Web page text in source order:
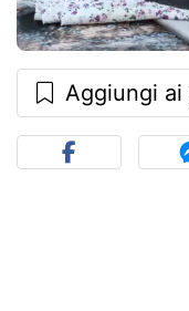
Aggiungi